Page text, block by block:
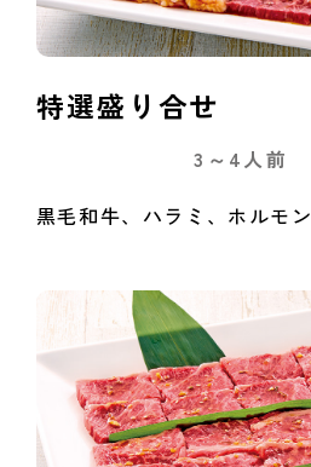
特選盛り合せ
3～4人前
黒毛和牛、ハラミ、ホルモン